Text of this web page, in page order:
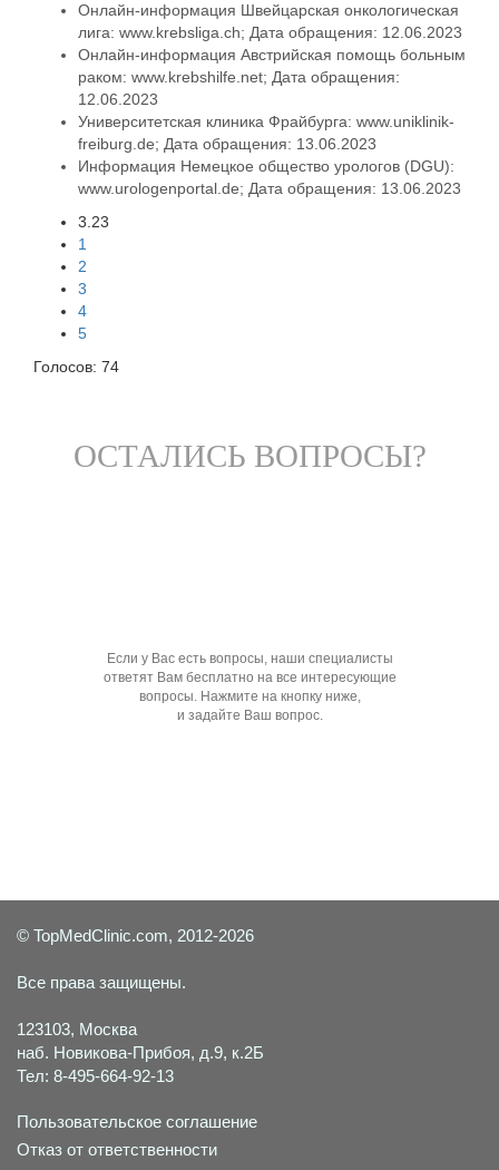
Онлайн-информация Швейцарская онкологическая
лига: www.krebsliga.ch; Дата обращения: 12.06.2023
Онлайн-информация Австрийская помощь больным
раком: www.krebshilfe.net; Дата обращения:
12.06.2023
Университетская клиника Фрайбурга: www.uniklinik-
freiburg.de; Дата обращения: 13.06.2023
Информация Немецкое общество урологов (DGU):
www.urologenportal.de; Дата обращения: 13.06.2023
3.23
1
2
3
4
5
Голосов: 74
ОСТАЛИСЬ ВОПРОСЫ?
Если у Вас есть вопросы, наши специалисты
ответят Вам бесплатно на все интересующие
вопросы. Нажмите на кнопку ниже,
и задайте Ваш вопрос.
© TopMedClinic.com, 2012-2026
Все права защищены.
123103, Москва
наб. Новикова-Прибоя, д.9, к.2Б
Тел: 8-495-664-92-13
Пользовательское соглашение
Отказ от ответственности